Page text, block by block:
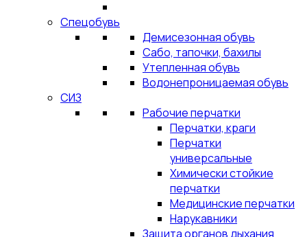
Спецобувь
Демисезонная обувь
Сабо, тапочки, бахилы
Утепленная обувь
Водонепроницаемая обувь
СИЗ
Рабочие перчатки
Перчатки, краги
Перчатки
универсальные
Химически стойкие
перчатки
Медицинские перчатки
Нарукавники
Защита органов дыхания